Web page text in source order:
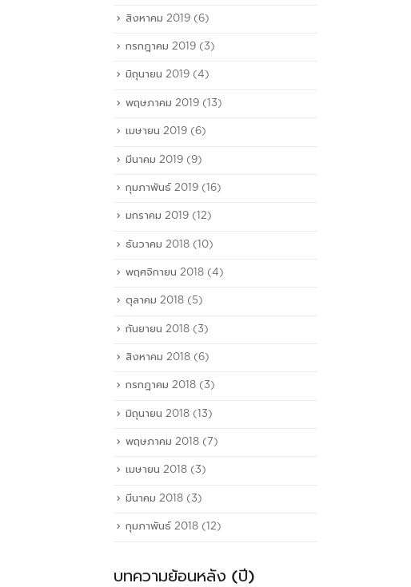
สิงหาคม 2019 (6)
กรกฎาคม 2019 (3)
มิถุนายน 2019 (4)
พฤษภาคม 2019 (13)
เมษายน 2019 (6)
มีนาคม 2019 (9)
กุมภาพันธ์ 2019 (16)
มกราคม 2019 (12)
ธันวาคม 2018 (10)
พฤศจิกายน 2018 (4)
ตุลาคม 2018 (5)
กันยายน 2018 (3)
สิงหาคม 2018 (6)
กรกฎาคม 2018 (3)
มิถุนายน 2018 (13)
พฤษภาคม 2018 (7)
เมษายน 2018 (3)
มีนาคม 2018 (3)
กุมภาพันธ์ 2018 (12)
บทความย้อนหลัง (ปี)